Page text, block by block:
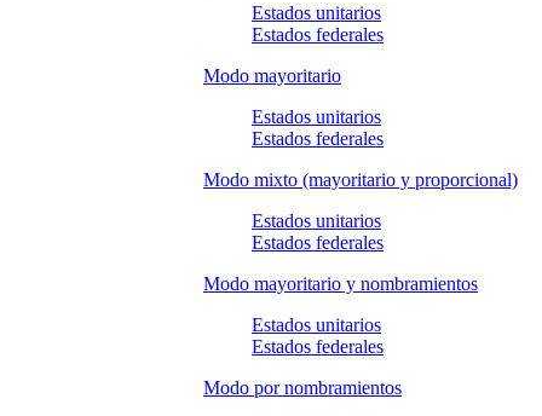
Estados unitarios
Estados federales
Modo mayoritario
Estados unitarios
Estados federales
Modo mixto (mayoritario y proporcional)
Estados unitarios
Estados federales
Modo mayoritario y nombramientos
Estados unitarios
Estados federales
Modo por nombramientos